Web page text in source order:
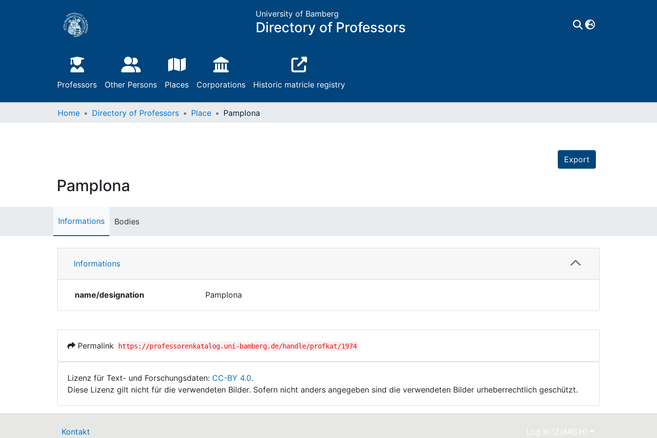
University of Bamberg
Directory of Professors
Professors Other Persons Places Corporations Historic matricle registry
Home Directory of Professors Place Pamplona
Export
Pamplona
Informations Bodies
Informations
name/designation Pamplona
Permalink https://professorenkatalog.uni-bamberg.de/handle/profkat/1974
Lizenz für Text- und Forschungsdaten: CC-BY 4.0.
Diese Lizenz gilt nicht für die verwendeten Bilder. Sofern nicht anders angegeben sind die verwendeten Bilder urheberrechtlich geschützt.
Kontakt Log In (Z/ARCH)